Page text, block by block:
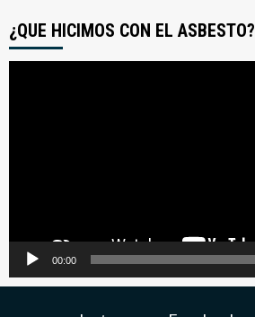
¿QUE HICIMOS CON EL ASBESTO?
00:00